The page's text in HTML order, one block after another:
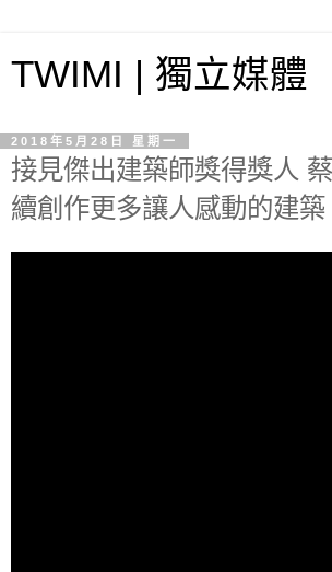
TWIMI | 獨立媒體
2018年5月28日 星期一
接見傑出建築師獎得獎人
續創作更多讓人感動的建築